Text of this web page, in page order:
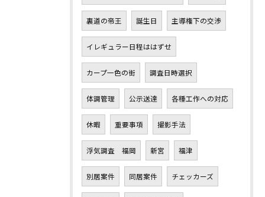
裏道の帝王 誕生日 主導権下の交渉
イレギュラー日程ははずせ
カープ一色の街 調査日時選択
体調管理 公示送達 各種工作への対応
休暇 重要事項 撮影手法
浮気調査 福岡 新宮 福津
別居案件 同居案件 チェッカーズ